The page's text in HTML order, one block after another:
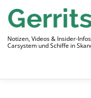
Inhalt
springen
Notizen, Videos & Insider-
Carsystem und Schiffe in